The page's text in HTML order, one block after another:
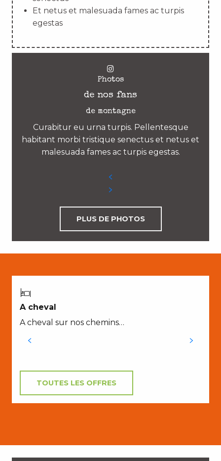
Et netus et malesuada fames ac turpis
egestas
Photos
de nos fans
de montagne
Curabitur eu urna turpis. Pellentesque
habitant morbi tristique senectus et netus et
malesuada fames ac turpis egestas.
PLUS DE PHOTOS
A cheval
A cheval sur nos chemins…
TOUTES LES OFFRES